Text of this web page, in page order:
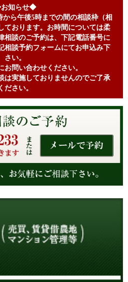
知らせ◆
ら午後5時までの間の相談枠（相
ております。お時間については柔
相談のご予約は、下記電話番号に
相談予約フォームにてお申込み下
さい。
お問い合わせください。
は実施しておりませんのでご了承
ださい。